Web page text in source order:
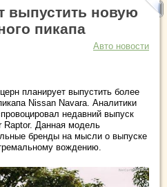
выпустить новую
пикапа
Авто новости
планирует выпустить более
Nissan Navara. Аналитики
недавний выпуск
Raptor. Данная модель
бренды на мысли о выпуске
вождению.